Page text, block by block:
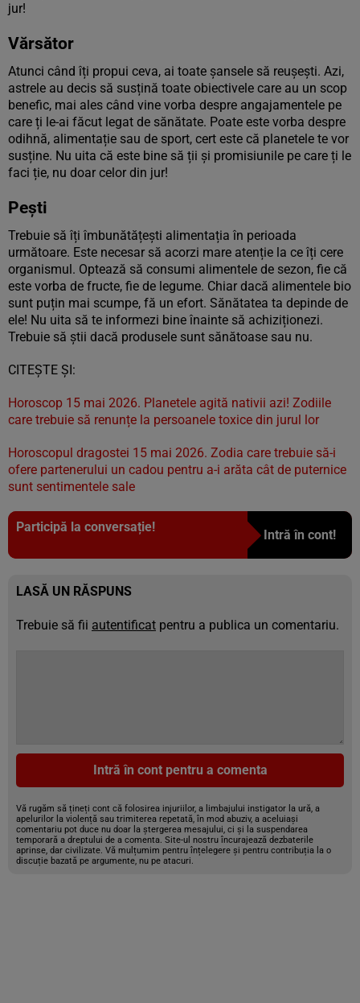
jur!
Vărsător
Atunci când îți propui ceva, ai toate șansele să reușești. Azi,
astrele au decis să susțină toate obiectivele care au un scop
benefic, mai ales când vine vorba despre angajamentele pe
care ți le-ai făcut legat de sănătate. Poate este vorba despre
odihnă, alimentație sau de sport, cert este că planetele te vor
susține. Nu uita că este bine să ții și promisiunile pe care ți le
faci ție, nu doar celor din jur!
Pești
Trebuie să îți îmbunătățești alimentația în perioada
următoare. Este necesar să acorzi mare atenție la ce îți cere
organismul. Optează să consumi alimentele de sezon, fie că
este vorba de fructe, fie de legume. Chiar dacă alimentele bio
sunt puțin mai scumpe, fă un efort. Sănătatea ta depinde de
ele! Nu uita să te informezi bine înainte să achiziționezi.
Trebuie să știi dacă produsele sunt sănătoase sau nu.
CITEȘTE ȘI:
Horoscop 15 mai 2026. Planetele agită nativii azi! Zodiile
care trebuie să renunțe la persoanele toxice din jurul lor
Horoscopul dragostei 15 mai 2026. Zodia care trebuie să-i
ofere partenerului un cadou pentru a-i arăta cât de puternice
sunt sentimentele sale
Participă la conversație!
Intră în cont!
LASĂ UN RĂSPUNS
Trebuie să fii autentificat pentru a publica un comentariu.
Intră în cont pentru a comenta
Vă rugăm să țineți cont că folosirea injuriilor, a limbajului instigator la ură, a
apelurilor la violență sau trimiterea repetată, în mod abuziv, a aceluiași
comentariu pot duce nu doar la ștergerea mesajului, ci și la suspendarea
temporară a dreptului de a comenta. Site-ul nostru încurajează dezbaterile
aprinse, dar civilizate. Vă mulțumim pentru înțelegere și pentru contribuția la o
discuție bazată pe argumente, nu pe atacuri.